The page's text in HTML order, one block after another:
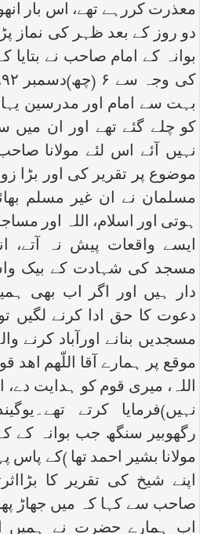
معذرت کررہے تھے، اس بار
دو روز کے بعد ظہر کی نماز
بوانہ کے امام صاحب نے
بہت سے امام اور مدرسین
کو چلے گئے تھے اور ان
نہیں آئے اس لئے مولانا
موضوع پر تقریر کی اور بڑا
مسلمان نے ان غیر مسلم
ہوتی اور اسلام، اللہ اور
ایسے واقعات پیش نہ آتے،
مسجد کی شہادت کے بیک
دار ہیں اور اگر اب بھی
دعوت کا حق ادا کرنے لگیں
مسجدیں بنانے اورآباد کرنے
موقع پر ہمارے آقا اللّھم اھد
اللہ، میری قوم کو ہدایت
نہیں)فرمایا کرتے
رگھوبیر سنگھ جب بوانہ کے
مولانا بشیر احمد تھا )کے
اپنے شیخ کی تقریر کا
صاحب سے کہا کہ میں جھاڑ